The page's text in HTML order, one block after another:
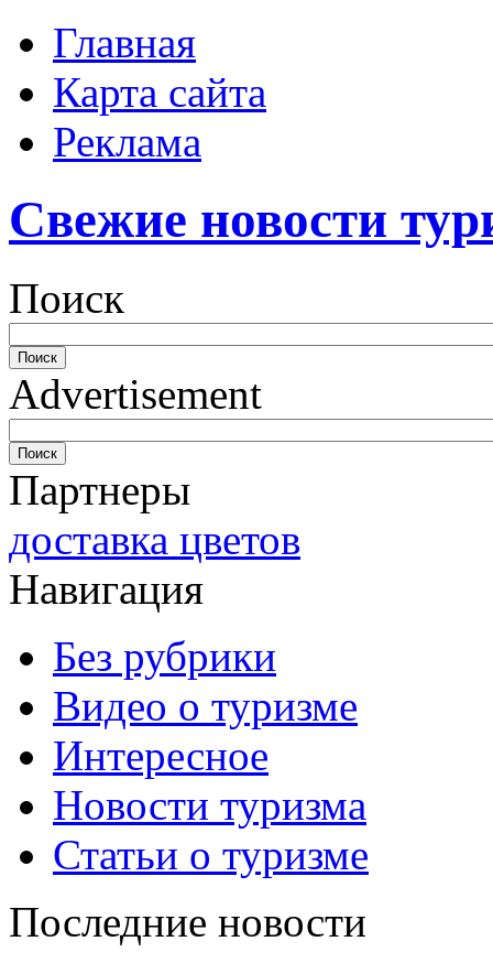
Главная
Карта сайта
Реклама
Свежие новости
Поиск
Advertisement
Партнеры
доставка цветов
Навигация
Без рубрики
Видео о туризме
Интересное
Новости туризма
Статьи о туризме
Последние новости